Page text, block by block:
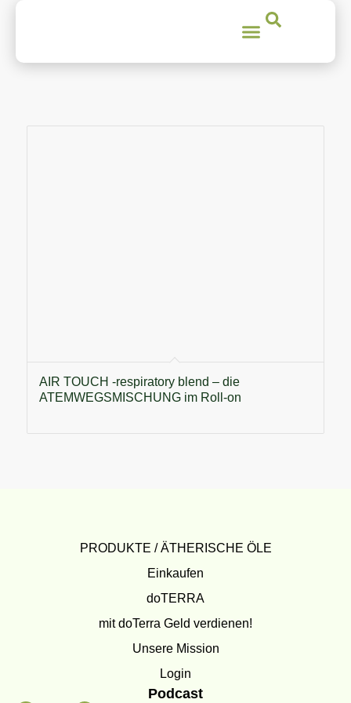
AIR TOUCH -respiratory blend – die
ATEMWEGSMISCHUNG im Roll-on
PRODUKTE / ÄTHERISCHE ÖLE
Einkaufen
doTERRA
mit doTerra Geld verdienen!
Unsere Mission
Login
Podcast